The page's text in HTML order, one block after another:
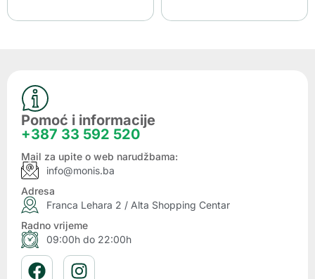
Pomoć i informacije
+387 33 592 520
Mail za upite o web narudžbama:
info@monis.ba
Adresa
Franca Lehara 2 / Alta Shopping Centar
Radno vrijeme
09:00h do 22:00h